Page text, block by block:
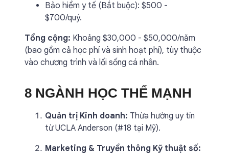
Bảo hiểm y tế (Bắt buộc): $500 -
$700/quý.
Tổng cộng: Khoảng $30,000 - $50,000/năm
(bao gồm cả học phí và sinh hoạt phí), tùy thuộc
vào chương trình và lối sống cá nhân.
8 NGÀNH HỌC THẾ MẠNH
Quản trị Kinh doanh: Thừa hưởng uy tín
từ UCLA Anderson (#18 tại Mỹ).
Marketing & Truyền thông Kỹ thuật số: